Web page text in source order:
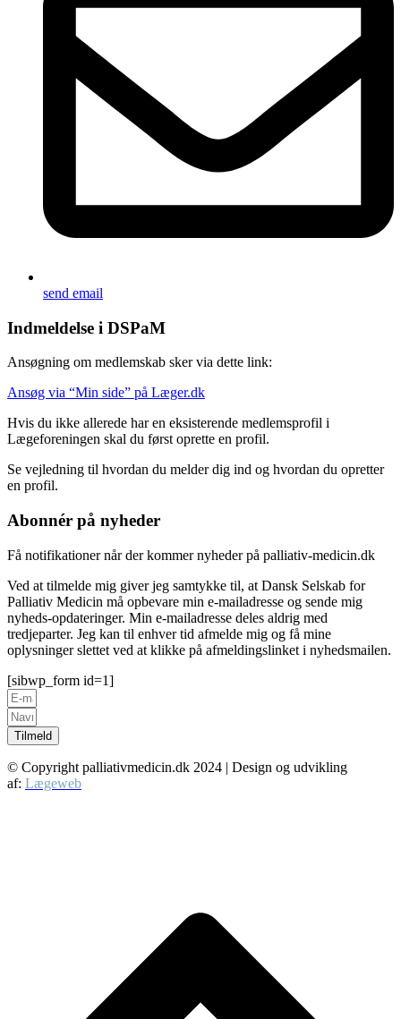
send email
Indmeldelse i DSPaM
Ansøgning om medlemskab sker via dette link:
Ansøg via “Min side” på Læger.dk
Hvis du ikke allerede har en eksisterende medlemsprofil i
Lægeforeningen skal du først oprette en profil.
Se vejledning til hvordan du melder dig ind og hvordan du opretter
en profil.
Abonnér på nyheder
Få notifikationer når der kommer nyheder på palliativ-medicin.dk
Ved at tilmelde mig giver jeg samtykke til, at Dansk Selskab for
Palliativ Medicin må opbevare min e-mailadresse og sende mig
nyheds-opdateringer. Min e-mailadresse deles aldrig med
tredjeparter. Jeg kan til enhver tid afmelde mig og få mine
oplysninger slettet ved at klikke på afmeldingslinket i nyhedsmailen.
[sibwp_form id=1]
Tilmeld
© Copyright palliativmedicin.dk 2024 | Design og udvikling
af: Lægeweb